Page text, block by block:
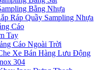
Bằng Nhựa
Ráp Quầy Sampling Nhựa
Cáo
Tay
Cáo Ngoài Trời
Xe Bán Hàng Lưu Động
304